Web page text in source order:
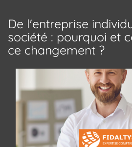
De l'entreprise
société : pourquoi et
ce changement ?